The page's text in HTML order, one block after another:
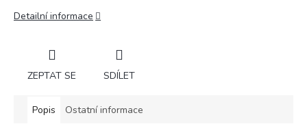
Detailní informace
ZEPTAT SE SDÍLET
Popis Ostatní informace